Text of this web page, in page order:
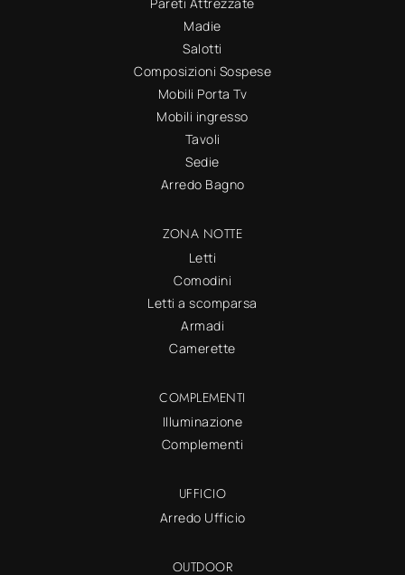
Madie
Salotti
Composizioni Sospese
Mobili Porta Tv
Mobili ingresso
Tavoli
Sedie
Arredo Bagno
ZONA NOTTE
Letti
Comodini
Letti a scomparsa
Armadi
Camerette
COMPLEMENTI
Illuminazione
Complementi
UFFICIO
Arredo Ufficio
OUTDOOR